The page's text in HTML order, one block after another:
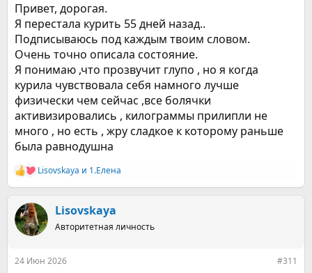
Привет, дорогая.
Я перестала курить 55 дней назад..
Подписываюсь под каждым твоим словом.
Очень точно описала состояние.
Я понимаю ,что прозвучит глупо , но я когда
курила чувствовала себя намного лучше
физически чем сейчас ,все болячки
активизировались , килограммы прилипли не
много , но есть , жру сладкое к которому раньше
была равнодушна
Р
е
к
ц
и
Lisovskaya и 1.Елена
Lisovskaya
Авторитетная личность
24 Июн 2026 #311